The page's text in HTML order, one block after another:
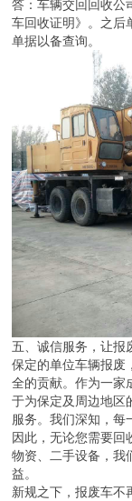
答：车辆交回回收公
车回收证明》。之后
单据以备查询。
五、诚信服务，让报
保定的单位车辆报废
全的贡献。作为一家
于为保定及周边地区
服务。我们深知，每
因此，无论您需要回
物资、二手设备，我
益。
新规之下，报废车不